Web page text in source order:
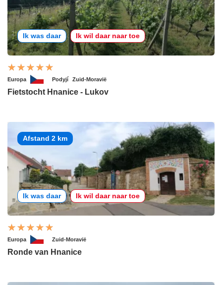
Ik was daar Ik wil daar naar toe
Europa Podyjí Zuid-Moravië
Fietstocht Hnanice - Lukov
Afstand 2 km
Ik was daar Ik wil daar naar toe
Europa Zuid-Moravië
Ronde van Hnanice